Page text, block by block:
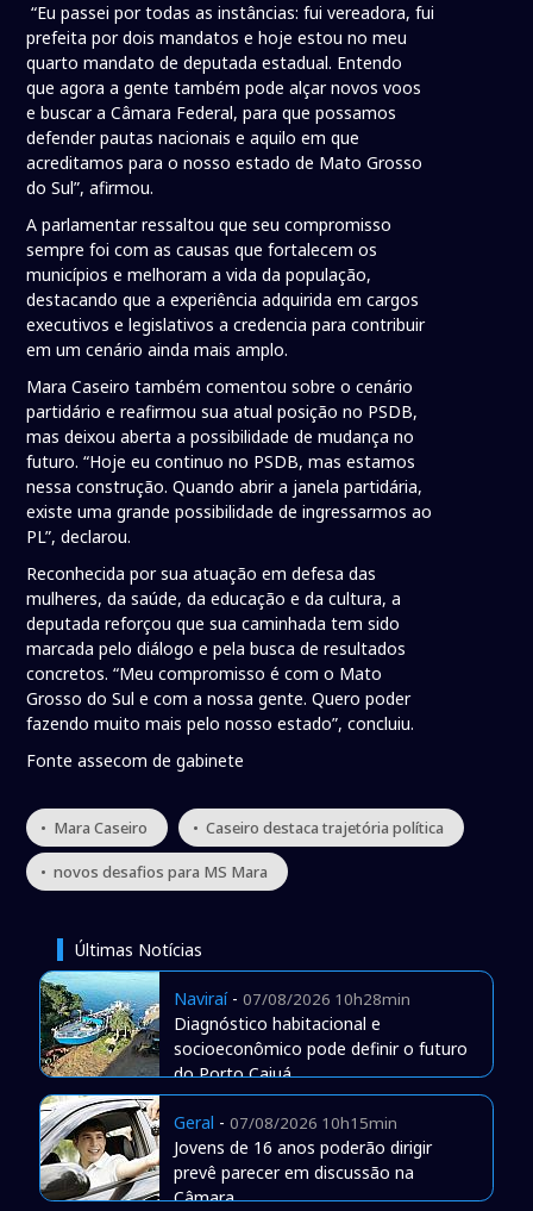
“Eu passei por todas as instâncias: fui vereadora, fui
prefeita por dois mandatos e hoje estou no meu
quarto mandato de deputada estadual. Entendo
que agora a gente também pode alçar novos voos
e buscar a Câmara Federal, para que possamos
defender pautas nacionais e aquilo em que
acreditamos para o nosso estado de Mato Grosso
do Sul”, afirmou.
A parlamentar ressaltou que seu compromisso
sempre foi com as causas que fortalecem os
municípios e melhoram a vida da população,
destacando que a experiência adquirida em cargos
executivos e legislativos a credencia para contribuir
em um cenário ainda mais amplo.
Mara Caseiro também comentou sobre o cenário
partidário e reafirmou sua atual posição no PSDB,
mas deixou aberta a possibilidade de mudança no
futuro. “Hoje eu continuo no PSDB, mas estamos
nessa construção. Quando abrir a janela partidária,
existe uma grande possibilidade de ingressarmos ao
PL”, declarou.
Reconhecida por sua atuação em defesa das
mulheres, da saúde, da educação e da cultura, a
deputada reforçou que sua caminhada tem sido
marcada pelo diálogo e pela busca de resultados
concretos. “Meu compromisso é com o Mato
Grosso do Sul e com a nossa gente. Quero poder
fazendo muito mais pelo nosso estado”, concluiu.
Fonte assecom de gabinete
• Mara Caseiro • Caseiro destaca trajetória política
• novos desafios para MS Mara
Últimas Notícias
Naviraí- 07/08/2026 10h28min
Diagnóstico habitacional e
socioeconômico pode definir o futuro
do Porto Caiuá
Geral - 07/08/2026 10h15min
Jovens de 16 anos poderão dirigir
prevê parecer em discussão na
Câmara